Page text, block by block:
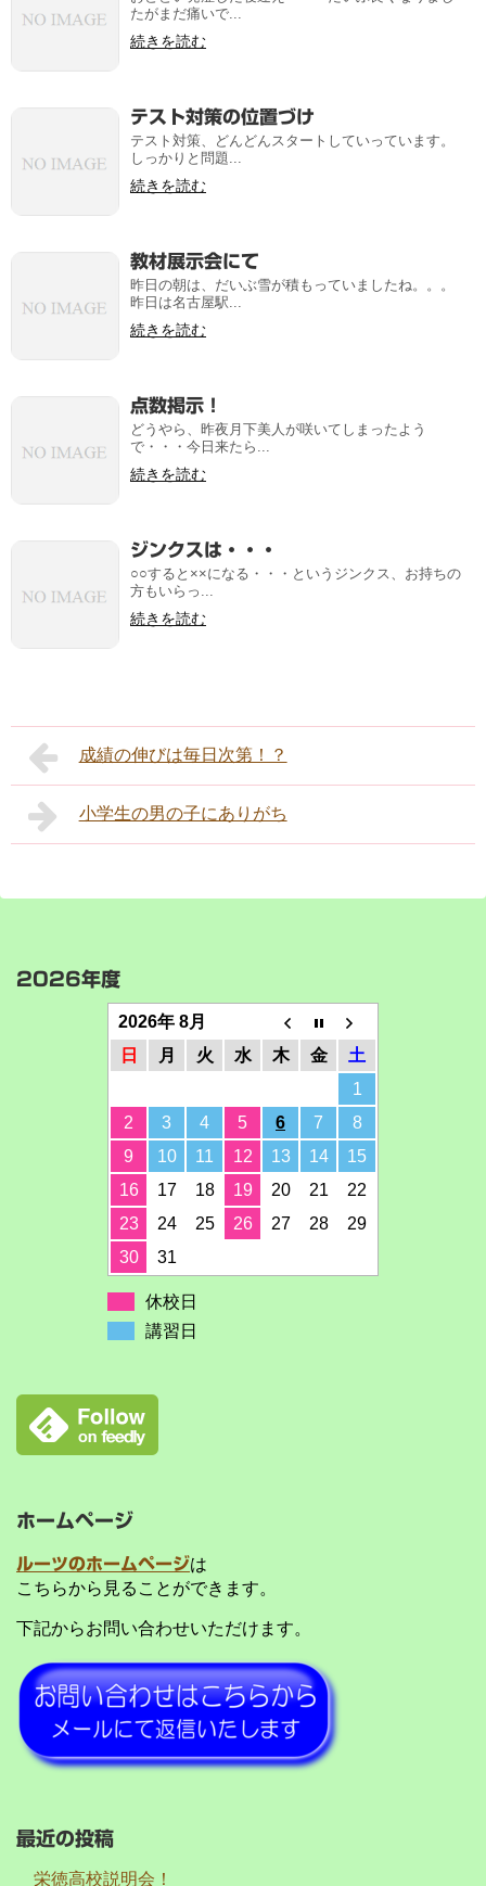
たがまだ痛いで...
続きを読む
テスト対策の位置づけ
テスト対策、どんどんスタートしていっています。
しっかりと問題...
続きを読む
教材展示会にて
昨日の朝は、だいぶ雪が積もっていましたね。。。
昨日は名古屋駅...
続きを読む
点数掲示！
どうやら、昨夜月下美人が咲いてしまったよう
で・・・今日来たら...
続きを読む
ジンクスは・・・
○○すると××になる・・・というジンクス、お持ちの
方もいらっ...
続きを読む
成績の伸びは毎日次第！？
小学生の男の子にありがち
2026年度
2026年 8月
日
月 火 水 木 金
土
1
2
3 4 5 6 7
8
9
10 11 12 13 14
15
16
17 18 19 20 21
22
23
24 25 26 27 28
29
30
31
休校日
講習日
ホームページ
ルーツのホームページは
こちらから見ることができます。
下記からお問い合わせいただけます。
最近の投稿
栄徳高校説明会！